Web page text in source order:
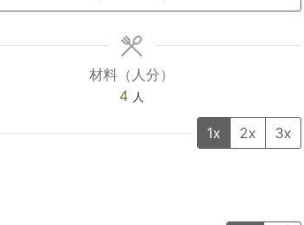
材料（人分）
4 人
1x 2x
3x